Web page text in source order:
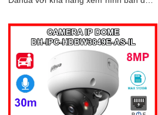
chất lượng hình ảnh siêu nét 4K nhờ
cảm biến CMOS 1/1